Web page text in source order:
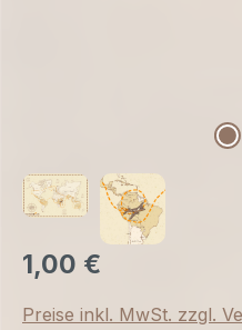
1,00 €
Preise inkl. MwSt. zzgl.